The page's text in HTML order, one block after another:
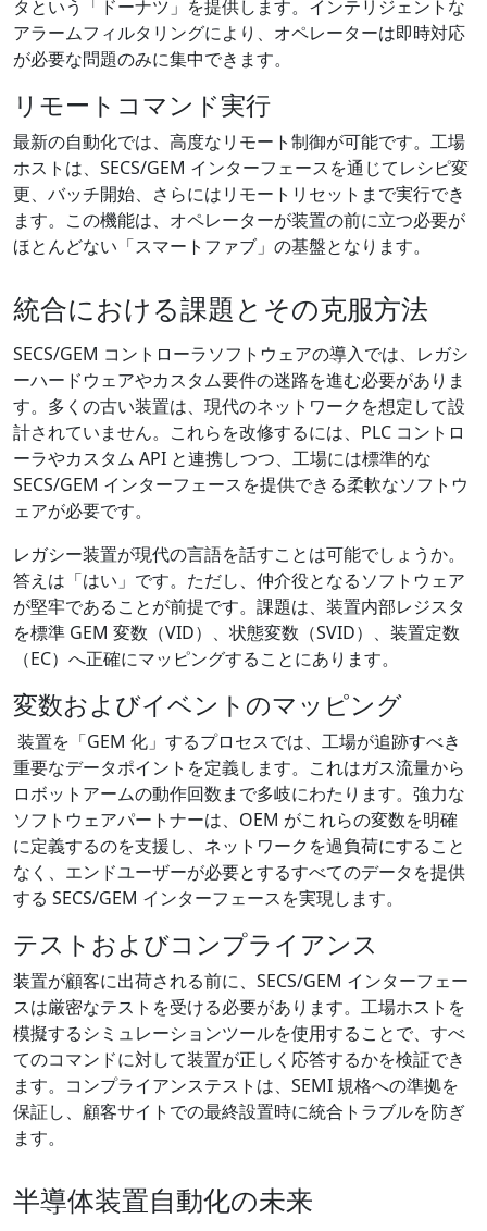
タという「ドーナツ」を提供します。インテリジェントな
アラームフィルタリングにより、オペレーターは即時対応
が必要な問題のみに集中できます。
リモートコマンド実行
最新の自動化では、高度なリモート制御が可能です。工場
ホストは、SECS/GEM インターフェースを通じてレシピ変
更、バッチ開始、さらにはリモートリセットまで実行でき
ます。この機能は、オペレーターが装置の前に立つ必要が
ほとんどない「スマートファブ」の基盤となります。
統合における課題とその克服方法
SECS/GEM コントローラソフトウェアの導入では、レガシ
ーハードウェアやカスタム要件の迷路を進む必要がありま
す。多くの古い装置は、現代のネットワークを想定して設
計されていません。これらを改修するには、PLC コントロ
ーラやカスタム API と連携しつつ、工場には標準的な
SECS/GEM インターフェースを提供できる柔軟なソフトウ
ェアが必要です。
レガシー装置が現代の言語を話すことは可能でしょうか。
答えは「はい」です。ただし、仲介役となるソフトウェア
が堅牢であることが前提です。課題は、装置内部レジスタ
を標準 GEM 変数（VID）、状態変数（SVID）、装置定数
（EC）へ正確にマッピングすることにあります。
変数およびイベントのマッピング
装置を「GEM 化」するプロセスでは、工場が追跡すべき
重要なデータポイントを定義します。これはガス流量から
ロボットアームの動作回数まで多岐にわたります。強力な
ソフトウェアパートナーは、OEM がこれらの変数を明確
に定義するのを支援し、ネットワークを過負荷にすること
なく、エンドユーザーが必要とするすべてのデータを提供
する SECS/GEM インターフェースを実現します。
テストおよびコンプライアンス
装置が顧客に出荷される前に、SECS/GEM インターフェー
スは厳密なテストを受ける必要があります。工場ホストを
模擬するシミュレーションツールを使用することで、すべ
てのコマンドに対して装置が正しく応答するかを検証でき
ます。コンプライアンステストは、SEMI 規格への準拠を
保証し、顧客サイトでの最終設置時に統合トラブルを防ぎ
ます。
半導体装置自動化の未来